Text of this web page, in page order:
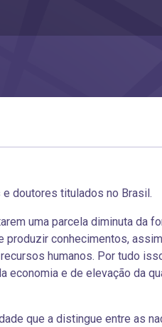
doutores titulados no Brasil.
uma parcela diminuta da
conhecimentos,
humanos. Por tudo
e de elevação da
que a distingue entre as